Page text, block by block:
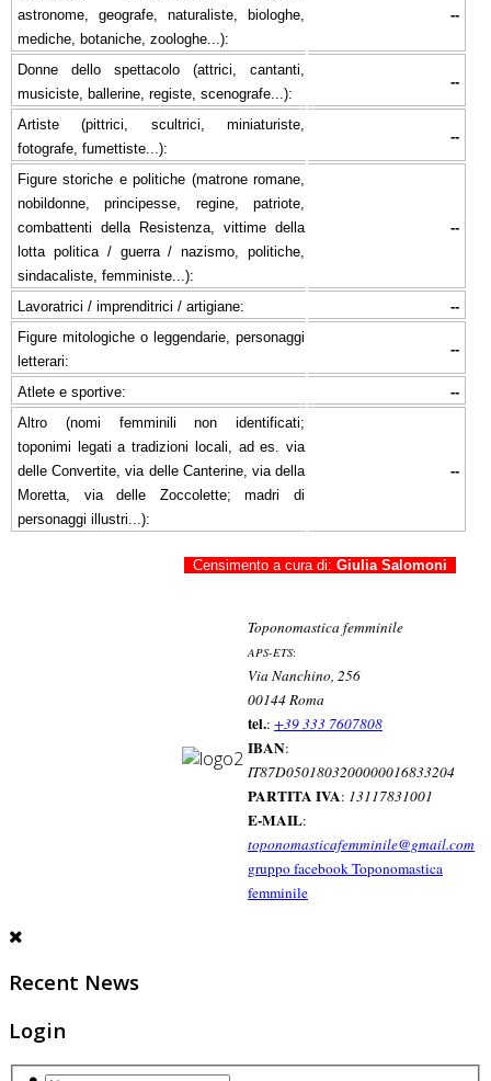
astronome, geografe, naturaliste, biologhe,
mediche, botaniche, zoologhe...):
--
Donne dello spettacolo (attrici, cantanti,
musiciste, ballerine, registe, scenografe...):
--
Artiste (pittrici, scultrici, miniaturiste,
fotografe, fumettiste...):
--
Figure storiche e politiche (matrone romane,
nobildonne, principesse, regine, patriote,
combattenti della Resistenza, vittime della
lotta politica / guerra / nazismo, politiche,
sindacaliste, femministe...):
--
Lavoratrici / imprenditrici / artigiane:
--
Figure mitologiche o leggendarie, personaggi
letterari:
--
Atlete e sportive:
--
Altro (nomi femminili non identificati;
toponimi legati a tradizioni locali, ad es. via
delle Convertite, via delle Canterine, via della
Moretta, via delle Zoccolette; madri di
personaggi illustri...):
--
Censimento a cura di: Giulia Salomoni
Toponomastica femminile
APS-ETS:
Via Nanchino, 256
00144 Roma
tel.: +39 333 7607808
IBAN:
IT87D0501803200000016833204
PARTITA IVA: 13117831001
E-MAIL:
toponomasticafemminile@gmail.com
gruppo facebook Toponomastica
femminile
Recent News
Login